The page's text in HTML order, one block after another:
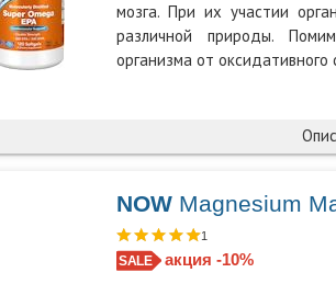
мозга. При их участии
различной природы.
организма от оксидативного
NOWMagnesium
1
акция -10%